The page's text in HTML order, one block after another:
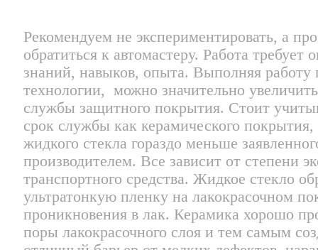
Рекомендуем не экспериментировать, а
обратиться к автомастеру. Работа требует
знаний, навыков, опыта. Выполняя работу
технологии, можно значительно
службы защитного покрытия. Стоит
срок службы как керамического покрытия,
жидкого стекла гораздо меньше
производителем. Все зависит от степени
транспортного средства. Жидкое стекло
ультратонкую пленку на лакокрасочном
проникновения в лак. Керамика хорошо
поры лакокрасочного слоя и тем самым